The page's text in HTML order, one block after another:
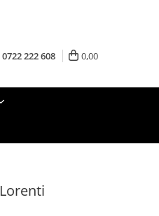
0722 222 608 0,00